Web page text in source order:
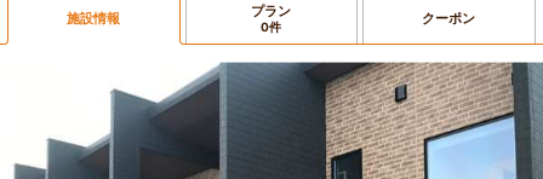
施設情報 プラン
0件 クーポン